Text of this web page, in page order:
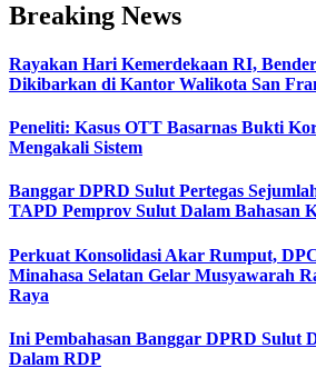
Breaking News
Rayakan Hari Kemerdekaan RI,
Dikibarkan di Kantor Walikota San
Peneliti: Kasus OTT Basarnas Bukti
Mengakali Sistem
Banggar DPRD Sulut Pertegas
TAPD Pemprov Sulut Dalam Bahasan
Perkuat Konsolidasi Akar Rumput,
Minahasa Selatan Gelar Musyawarah
Raya
Ini Pembahasan Banggar DPRD Sulut
Dalam RDP